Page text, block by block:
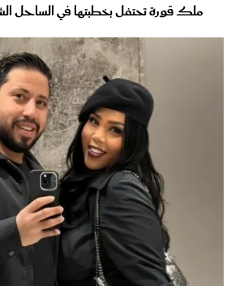
ملك قورة تحتفل بخطبتها في الساحل